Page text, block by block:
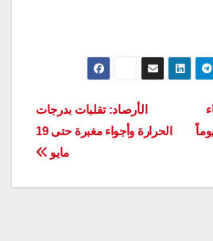
الأرصاد: تقلبات بدرجات
الحرارة وأجواء مغبرة حتى 19
مايو